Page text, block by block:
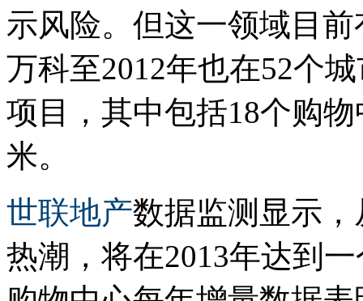
示风险。但这一领域目
万科至2012年也在52个
项目，其中包括18个购
米。
世联地产数据监测显示
热潮，将在2013年达到